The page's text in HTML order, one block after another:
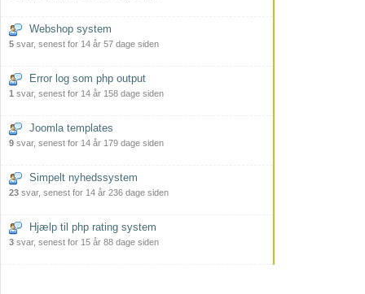
Webshop system
5 svar, senest for 14 år 57 dage siden
Error log som php output
1 svar, senest for 14 år 158 dage siden
Joomla templates
9 svar, senest for 14 år 179 dage siden
Simpelt nyhedssystem
23 svar, senest for 14 år 236 dage siden
Hjælp til php rating system
3 svar, senest for 15 år 88 dage siden